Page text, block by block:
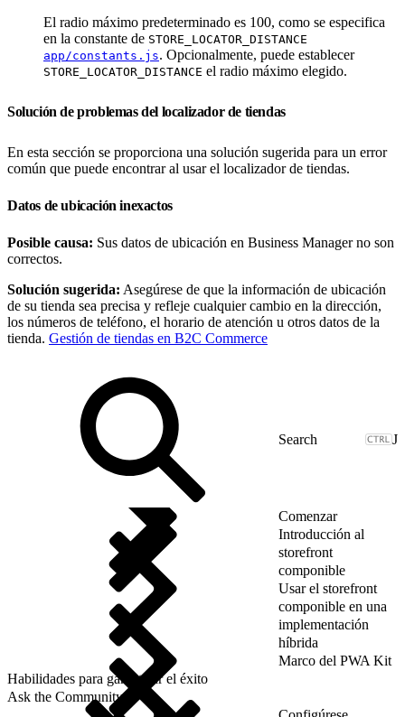
El radio máximo predeterminado es 100, como se especifica
en la constante de STORE_LOCATOR_DISTANCE
app/constants.js. Opcionalmente, puede establecer
STORE_LOCATOR_DISTANCE el radio máximo elegido.
Solución de problemas del localizador de tiendas
En esta sección se proporciona una solución sugerida para un error
común que puede encontrar al usar el localizador de tiendas.
Datos de ubicación inexactos
Posible causa: Sus datos de ubicación en Business Manager no son
correctos.
Solución sugerida: Asegúrese de que la información de ubicación
de su tienda sea precisa y refleje cualquier cambio en la dirección,
los números de teléfono, el horario de atención u otros datos de la
tienda. Gestión de tiendas en B2C Commerce
J
Comenzar
Introducción al
storefront
componible
Usar el storefront
componible en una
implementación
híbrida
Marco del PWA Kit
Habilidades para garantizar el éxito
Ask the Community